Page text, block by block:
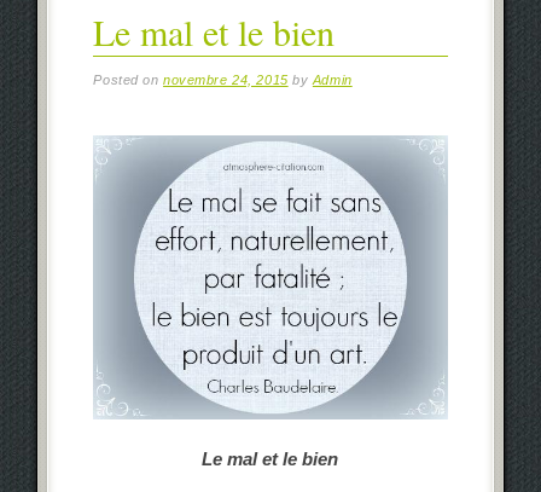
Le mal et le bien
Posted onnovembre 24, 2015 by Admin
Le mal et le bien